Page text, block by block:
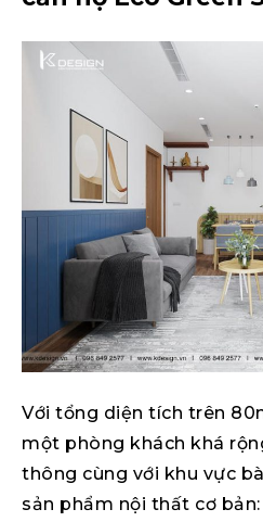
Với tổng diện tích trên
một phòng khách khá
thông cùng với khu vực
sản phẩm nội thất cơ